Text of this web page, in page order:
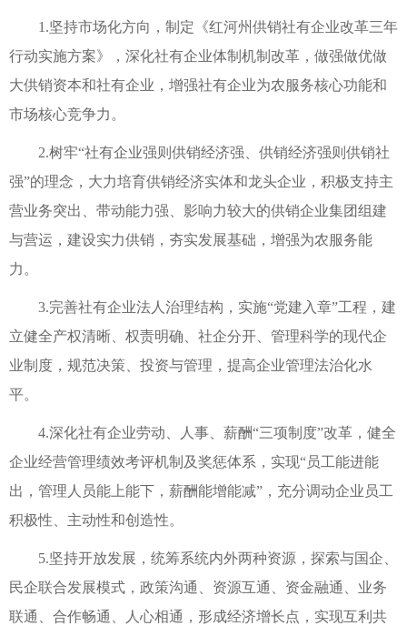
1.坚持市场化方向，制定《红河州供销社有企业改革三年
行动实施方案》，深化社有企业体制机制改革，做强做优做
大供销资本和社有企业，增强社有企业为农服务核心功能和
市场核心竞争力。
2.树牢“社有企业强则供销经济强、供销经济强则供销社
强”的理念，大力培育供销经济实体和龙头企业，积极支持主
营业务突出、带动能力强、影响力较大的供销企业集团组建
与营运，建设实力供销，夯实发展基础，增强为农服务能
力。
3.完善社有企业法人治理结构，实施“党建入章”工程，建
立健全产权清晰、权责明确、社企分开、管理科学的现代企
业制度，规范决策、投资与管理，提高企业管理法治化水
平。
4.深化社有企业劳动、人事、薪酬“三项制度”改革，健全
企业经营管理绩效考评机制及奖惩体系，实现“员工能进能
出，管理人员能上能下，薪酬能增能减”，充分调动企业员工
积极性、主动性和创造性。
5.坚持开放发展，统筹系统内外两种资源，探索与国企、
民企联合发展模式，政策沟通、资源互通、资金融通、业务
联通、合作畅通、人心相通，形成经济增长点，实现互利共